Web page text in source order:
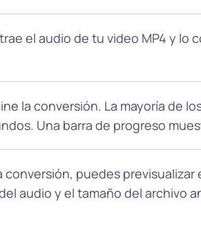
el audio de tu video MP4 y lo
la conversión. La mayoría de
Una barra de progreso
puedes previsualizar
audio y el tamaño del archivo